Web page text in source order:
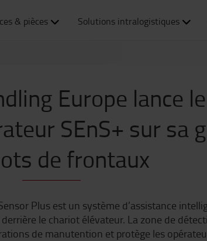
& pièces Solutions intralogistiques
Europe lance
SEnS+ sur sa
de frontaux
Plus est un système d’assistance
le chariot élévateur. La zone de
de manutention et protège les